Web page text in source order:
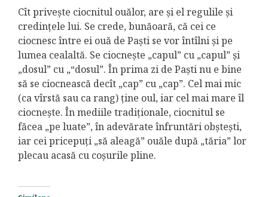
Cît priveşte ciocnitul ouălor, are şi el regulile şi
credinţele lui. Se crede, bunăoară, că cei ce
ciocnesc între ei ouă de Paşti se vor întîlni şi pe
lumea cealaltă. Se ciocneşte „capul” cu „capul” şi
„dosul” cu „“dosul”. În prima zi de Paşti nu e bine
să se ciocnească decît „cap” cu „cap”. Cel mai mic
(ca vîrstă sau ca rang) ţine oul, iar cel mai mare îl
ciocneşte. În mediile tradiţionale, ciocnitul se
făcea „pe luate”, în adevărate înfruntări obşteşti,
iar cei pricepuţi „să aleagă” ouăle după „tăria” lor
plecau acasă cu coşurile pline.